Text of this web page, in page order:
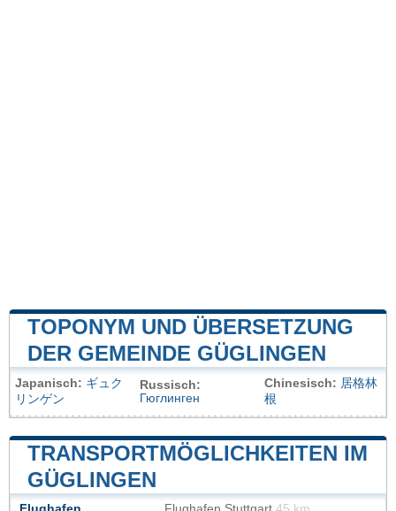
TOPONYM UND ÜBERSETZUNG
DER GEMEINDE GÜGLINGEN
Japanisch: ギュク
リンゲン
Russisch:
Гюглинген
Chinesisch: 居格林
根
TRANSPORTMÖGLICHKEITEN IM
GÜGLINGEN